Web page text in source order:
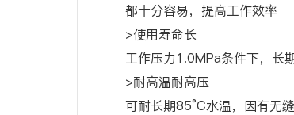
都十分容易，提高工作效率
>使用寿命长
工作压力1.0MPa条件下，长
>耐高温耐高压
可耐长期85°C水温，因有无